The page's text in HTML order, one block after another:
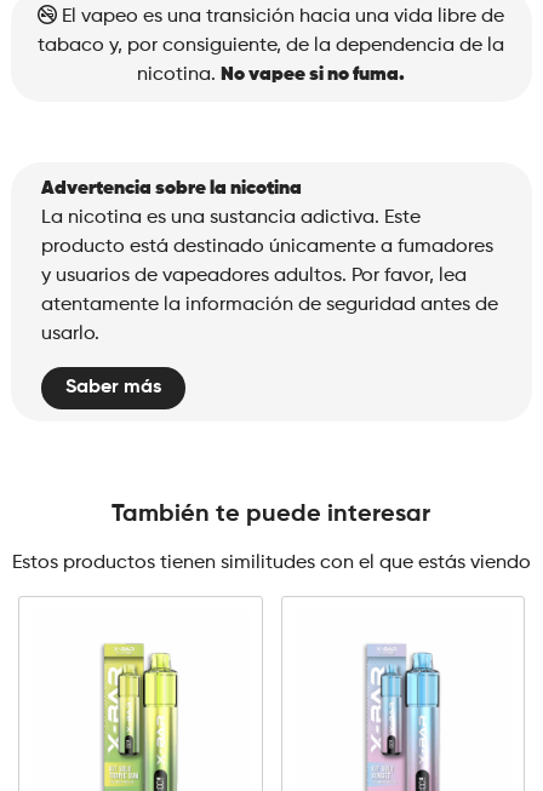
El vapeo es una transición hacia una vida libre de
tabaco y, por consiguiente, de la dependencia de la
nicotina. No vapee si no fuma.
Advertencia sobre la nicotina
La nicotina es una sustancia adictiva. Este
producto está destinado únicamente a fumadores
y usuarios de vapeadores adultos. Por favor, lea
atentamente la información de seguridad antes de
usarlo.
Saber más
También te puede interesar
Estos productos tienen similitudes con el que estás viendo
X-
Line
X-
Line